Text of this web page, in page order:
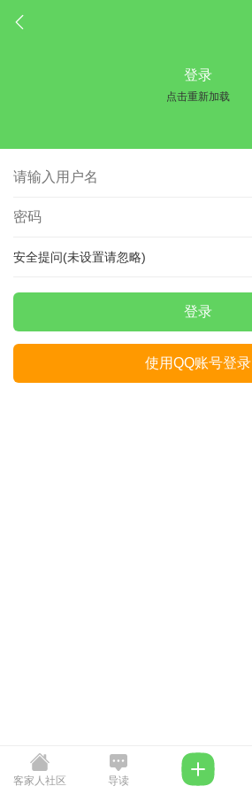
登录
点击重新加载
安全提问(未设置请忽略)
登录
使用QQ账号登录
客家人社区 导读